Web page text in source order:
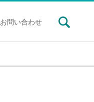
お問い合わせ